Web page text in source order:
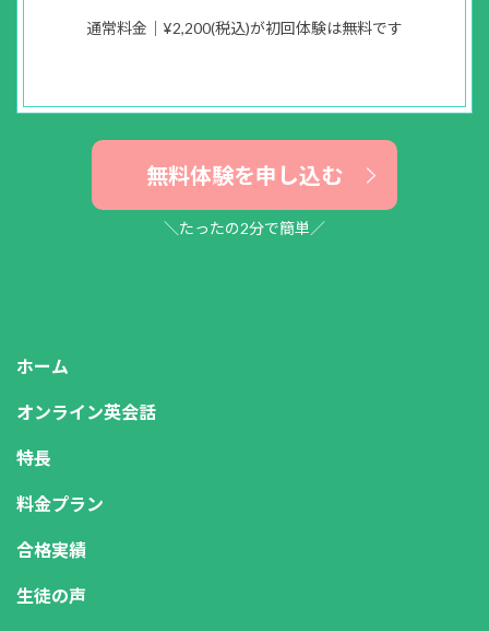
通常料金｜¥2,200(税込)が初回体験は無料です
無料体験を申し込む
＼たったの2分で簡単／
ホーム
オンライン英会話
特長
料金プラン
合格実績
生徒の声